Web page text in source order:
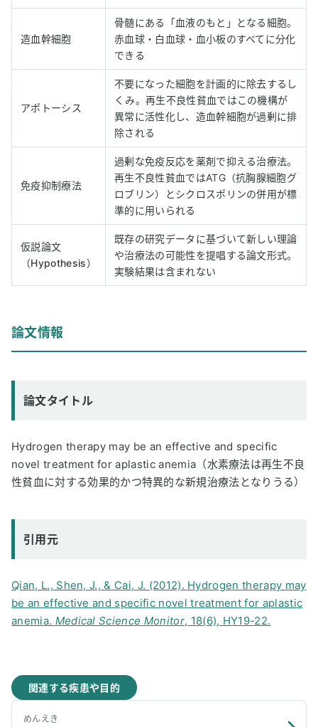
造血幹細胞
骨髄にある「血液のもと」となる細胞。
赤血球・白血球・血小板のすべてに分化
できる
アポトーシス
不要になった細胞を計画的に除去するし
くみ。再生不良性貧血ではこの機構が
異常に活性化し、造血幹細胞が過剰に排
除される
免疫抑制療法
過剰な免疫反応を薬剤で抑える治療法。
再生不良性貧血ではATG（抗胸腺細胞グ
ロブリン）とシクロスポリンの併用が標
準的に用いられる
仮説論文
（Hypothesis）
既存の研究データに基づいて新しい理論
や治療法の可能性を提唱する論文形式。
実験結果は含まれない
論文情報
論文タイトル
Hydrogen therapy may be an effective and specific
novel treatment for aplastic anemia（水素療法は再生不良
性貧血に対する効果的かつ特異的な新規治療法となりうる）
引用元
Qian, L., Shen, J., & Cai, J. (2012). Hydrogen therapy may
be an effective and specific novel treatment for aplastic
anemia. Medical Science Monitor, 18(6), HY19-22.
関連する疾患や目的
めんえき